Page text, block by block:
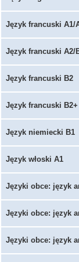
Język francuski A1/
Język francuski A2/
Język francuski B2
Język francuski B2+
Język niemiecki B1
Język włoski A1
Języki obce: język
Języki obce: język
Języki obce: język